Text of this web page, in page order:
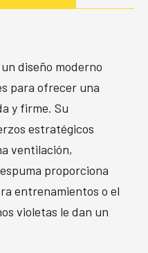
diseño moderno
para ofrecer una
y firme. Su
estratégicos
ventilación,
proporciona
entrenamientos o el
violetas le dan un